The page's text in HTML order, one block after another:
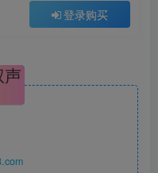
登录购买